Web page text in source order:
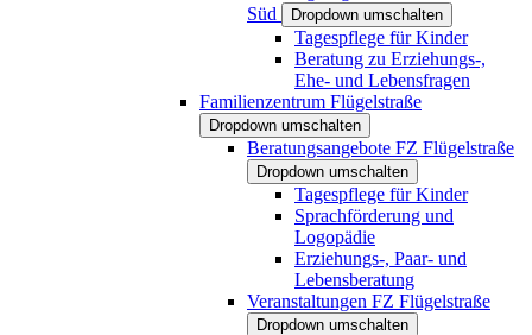
Süd
Dropdown umschalten
Tagespflege für Kinder
Beratung zu Erziehungs-,
Ehe- und Lebensfragen
Familienzentrum Flügelstraße
Dropdown umschalten
Beratungsangebote FZ Flügelstraße
Dropdown umschalten
Tagespflege für Kinder
Sprachförderung und
Logopädie
Erziehungs-, Paar- und
Lebensberatung
Veranstaltungen FZ Flügelstraße
Dropdown umschalten